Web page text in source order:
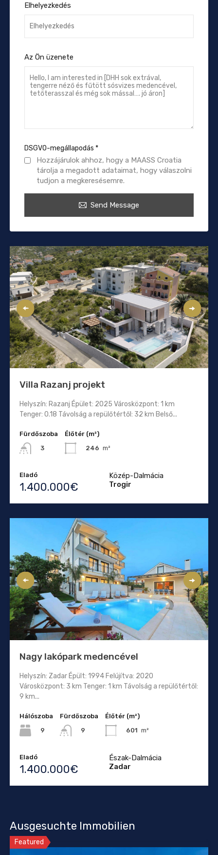
Elhelyezkedés
Az Ön üzenete
DSGVO-megállapodás *
Hozzájárulok ahhoz, hogy a MAASS Croatia
tárolja a megadott adataimat, hogy válaszolni
tudjon a megkeresésemre.
Send Message
Villa Razanj projekt
Helyszín: Razanj Épület: 2025 Városközpont: 1 km
Tenger: 0.18 Távolság a repülőtértől: 32 km Belső...
Fürdőszoba
3
Élőtér (m²)
246 m²
Eladó
1.400.000€
Közép-Dalmácia
Trogir
Nagy lakópark medencével
Helyszín: Zadar Épült: 1994 Felújítva: 2020
Városközpont: 3 km Tenger: 1 km Távolság a repülőtértől:
9 km...
Hálószoba
9
Fürdőszoba
9
Élőtér (m²)
601 m²
Eladó
1.400.000€
Észak-Dalmácia
Zadar
Ausgesuchte Immobilien
Featured